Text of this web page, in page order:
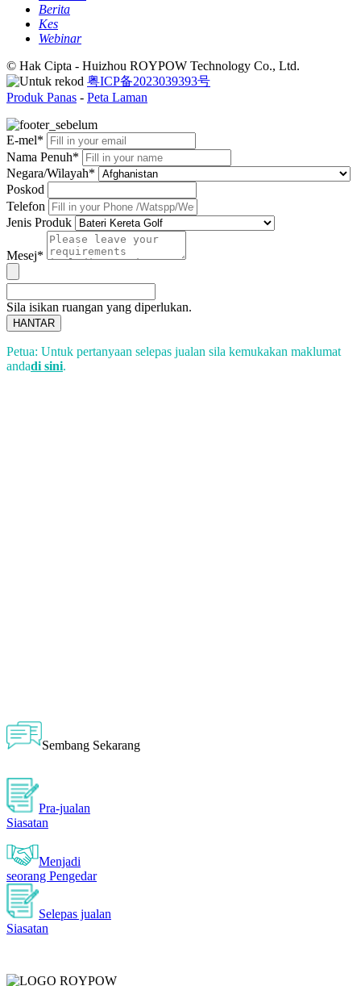
Berita
Kes
Webinar
© Hak Cipta - Huizhou ROYPOW Technology Co., Ltd.
粤ICP备2023039393号
Produk Panas - Peta Laman
E-mel*
Nama Penuh*
Negara/Wilayah*
Poskod
Telefon
Jenis Produk
Mesej*
Sila isikan ruangan yang diperlukan.
HANTAR
Petua: Untuk pertanyaan selepas jualan sila kemukakan maklumat
andadi sini.
Sembang Sekarang
Pra-jualan
Siasatan
Menjadi
seorang Pengedar
Selepas jualan
Siasatan